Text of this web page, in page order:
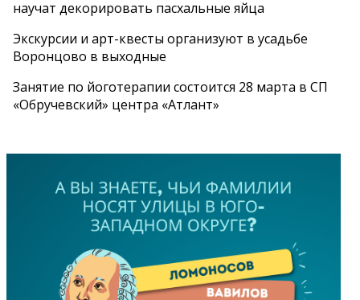
научат декорировать пасхальные яйца
Экскурсии и арт-квесты организуют в усадьбе
Воронцово в выходные
Занятие по йоготерапии состоится 28 марта в СП
«Обручевский» центра «Атлант»